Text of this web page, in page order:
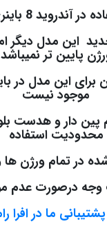
8 باینری 1 تا 4
این مدل دیگر
پایین تر نمیباشد
موجود نیست
پین دار و هدست
محدودیت استفاده
تمام ورژن ها و
وجه درصورت عدم
پشتیبانی ما در افرا